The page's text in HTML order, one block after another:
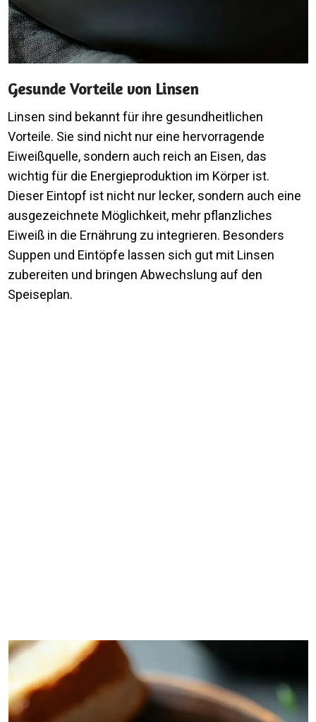
Gesunde Vorteile von Linsen
Linsen sind bekannt für ihre gesundheitlichen
Vorteile. Sie sind nicht nur eine hervorragende
Eiweißquelle, sondern auch reich an Eisen, das
wichtig für die Energieproduktion im Körper ist.
Dieser Eintopf ist nicht nur lecker, sondern auch eine
ausgezeichnete Möglichkeit, mehr pflanzliches
Eiweiß in die Ernährung zu integrieren. Besonders
Suppen und Eintöpfe lassen sich gut mit Linsen
zubereiten und bringen Abwechslung auf den
Speiseplan.